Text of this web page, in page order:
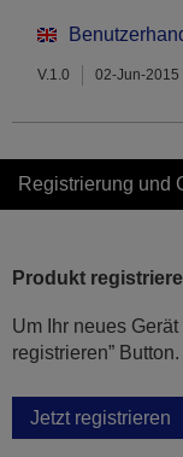
V.1.0 02-Jun-2015
Registrierung und
Produkt
Um Ihr neues
registrieren” Button.
Jetzt registrieren